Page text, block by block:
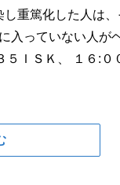
重篤化した人は
入っていない人が
ＩＳＫ、 １６: